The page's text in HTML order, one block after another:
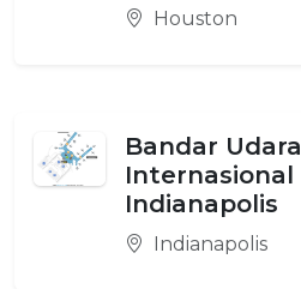
Houston
Bandar Udara
Internasional
Indianapolis
Indianapolis